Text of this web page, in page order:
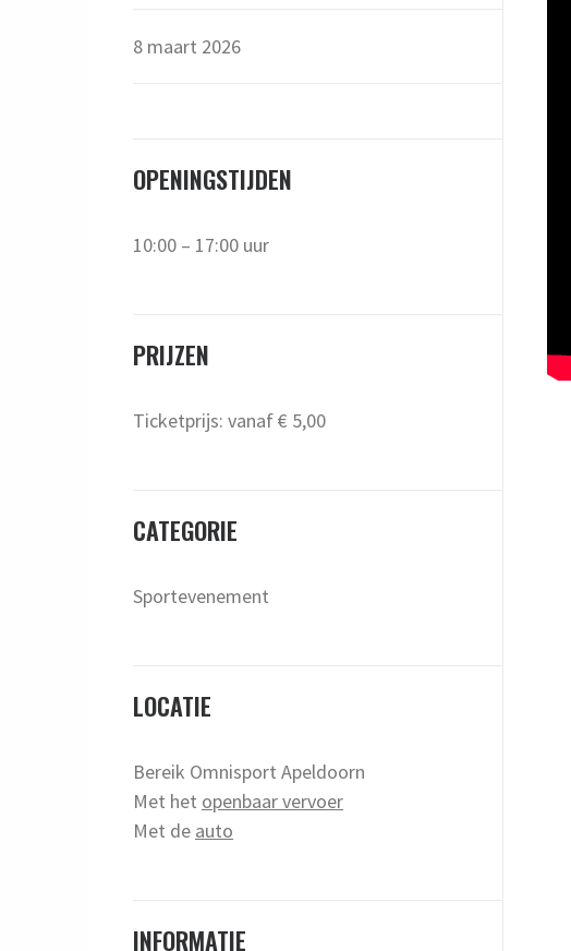
8 maart 2026
OPENINGSTIJDEN
10:00 – 17:00 uur
PRIJZEN
Ticketprijs: vanaf € 5,00
CATEGORIE
Sportevenement
LOCATIE
Bereik Omnisport Apeldoorn
Met het openbaar vervoer
Met de auto
INFORMATIE